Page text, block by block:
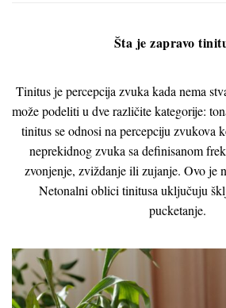
Šta je zapravo
Tinitus je percepcija zvuka kada nema
može podeliti u dve različite kategorije:
tinitus se odnosi na percepciju zvukova
neprekidnog zvuka sa definisanom
zvonjenje, zviždanje ili zujanje. Ovo je
Netonalni oblici tinitusa uključuju
pucketanje.